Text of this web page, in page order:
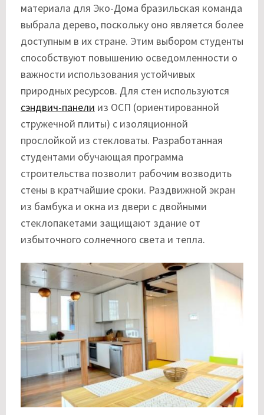
материала для Эко-Дома бразильская команда
выбрала дерево, поскольку оно является более
доступным в их стране. Этим выбором студенты
способствуют повышению осведомленности о
важности использования устойчивых
природных ресурсов. Для стен используются
сэндвич-панели из ОСП (ориентированной
стружечной плиты) с изоляционной
прослойкой из стекловаты. Разработанная
студентами обучающая программа
строительства позволит рабочим возводить
стены в кратчайшие сроки. Раздвижной экран
из бамбука и окна из двери с двойными
стеклопакетами защищают здание от
избыточного солнечного света и тепла.